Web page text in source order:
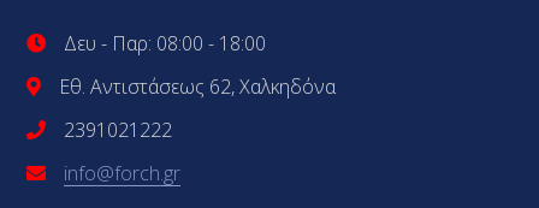
Δευ - Παρ: 08:00 - 18:00
Εθ. Αντιστάσεως 62, Χαλκηδόνα
2391021222
info@forch.gr